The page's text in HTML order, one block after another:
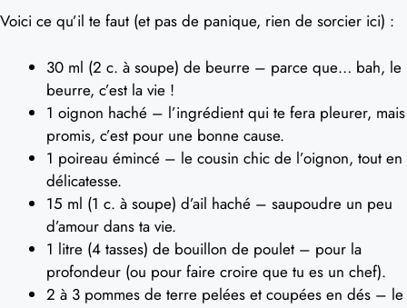
Voici ce qu’il te faut (et pas de panique, rien de sorcier ici) :
30 ml (2 c. à soupe) de beurre – parce que… bah, le
beurre, c’est la vie !
1 oignon haché – l’ingrédient qui te fera pleurer, mais
promis, c’est pour une bonne cause.
1 poireau émincé – le cousin chic de l’oignon, tout en
délicatesse.
15 ml (1 c. à soupe) d’ail haché – saupoudre un peu
d’amour dans ta vie.
1 litre (4 tasses) de bouillon de poulet – pour la
profondeur (ou pour faire croire que tu es un chef).
2 à 3 pommes de terre pelées et coupées en dés – le